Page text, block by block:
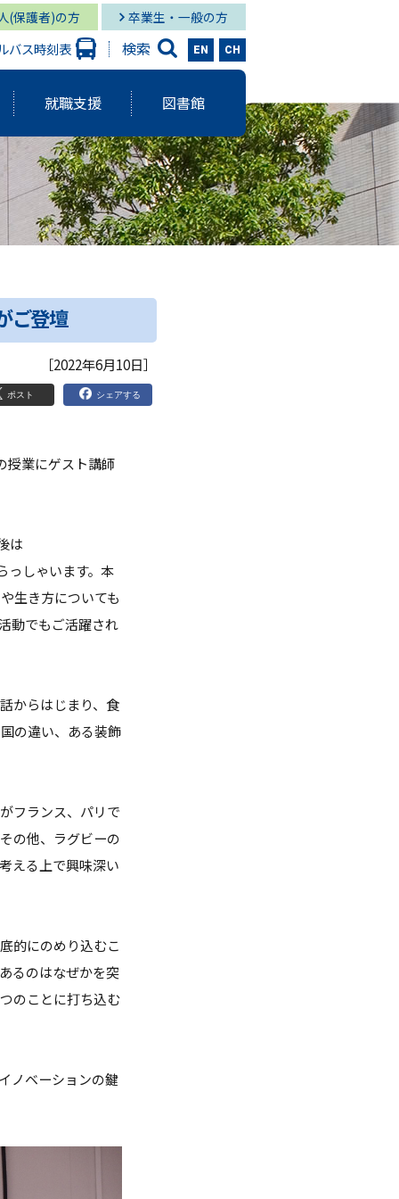
(保護者)の方 卒業生・一般の方
バス時刻表 検索 EN CH
ー
メント体制
査・VOICE報告
拶
グローバル
スタディーズ学部
MBAコース
学出版会
研究に関する報告書
Development）
バルスタディーズ学部
就職支援
報学部 就職状況
ルスタディーズ学部 就職状況
図書館
ャンパス図書館
ンパス メディア・サービス
ご登壇
［2022年6月10日］
ポスト シェアする
授業にゲスト講師
は
っしゃいます。本
生き方についても
動でもご活躍され
からはじまり、食
の違い、ある装飾
フランス、パリで
の他、ラグビーの
える上で興味深い
的にのめり込むこ
るのはなぜかを突
のことに打ち込む
ノベーションの鍵